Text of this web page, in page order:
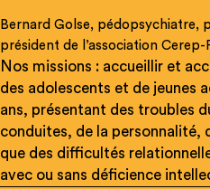
Bernard Golse, pédopsychiatre,
président de l’association
Nos missions : accueillir et
des adolescents et de jeunes
ans, présentant des troubles
conduites, de la personnalité,
que des difficultés
avec ou sans déficience